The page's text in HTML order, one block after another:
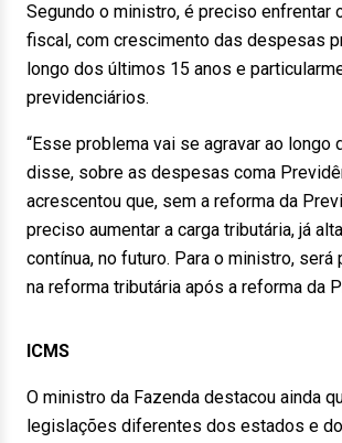
Segundo o ministro, é preciso enfrentar
fiscal, com crescimento das despesas
longo dos últimos 15 anos e
previdenciários.
“Esse problema vai se agravar ao longo
disse, sobre as despesas coma
acrescentou que, sem a reforma da
preciso aumentar a carga tributária, já
contínua, no futuro. Para o ministro,
na reforma tributária após a reforma da
ICMS
O ministro da Fazenda destacou ainda
legislações diferentes dos estados e